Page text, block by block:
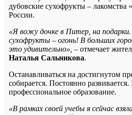
дубовские сухофрукты – лакомства
России.
«Я вожу дочке в Питер, на
сухофрукты – огонь! В больших
это удивительно», – отмечает
Наталья Сальникова.
Останавливаться на достигнутом
собирается. Постоянно
профессиональное образование.
«В рамках своей учебы я сейчас